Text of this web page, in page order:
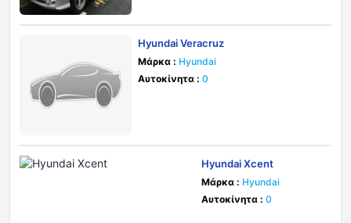
Hyundai Veracruz
Μάρκα : Hyundai
Αυτοκίνητα : 0
Hyundai Xcent
Μάρκα : Hyundai
Αυτοκίνητα : 0